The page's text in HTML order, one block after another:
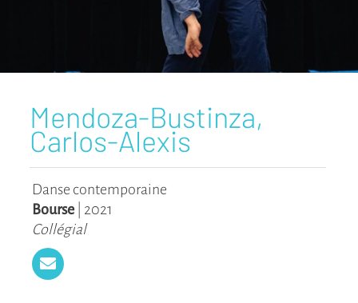
Mendoza-Bustinza,
Carlos-Alexis
Danse contemporaine
Bourse
2021
Collégial